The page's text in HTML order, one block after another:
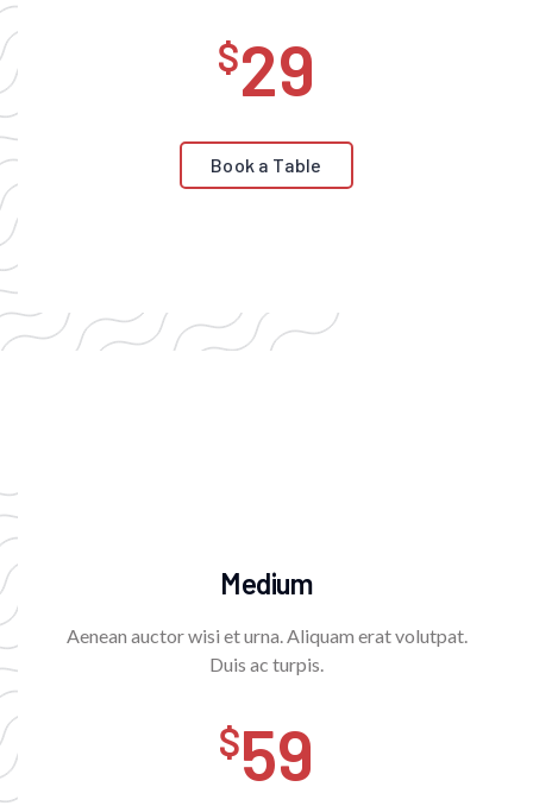
29
Book a Table
Medium
Aenean auctor wisi et urna. Aliquam erat volutpat.
Duis ac turpis.
59